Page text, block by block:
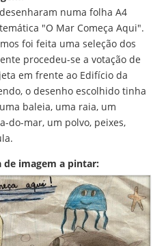
numa folha A4
"O Mar Começa Aqui".
foi feita uma seleção dos
procedeu-se a votação de
em frente ao Edifício da
o desenho escolhido tinha
baleia, uma raia, um
do-mar, um polvo, peixes,
imagem a pintar: